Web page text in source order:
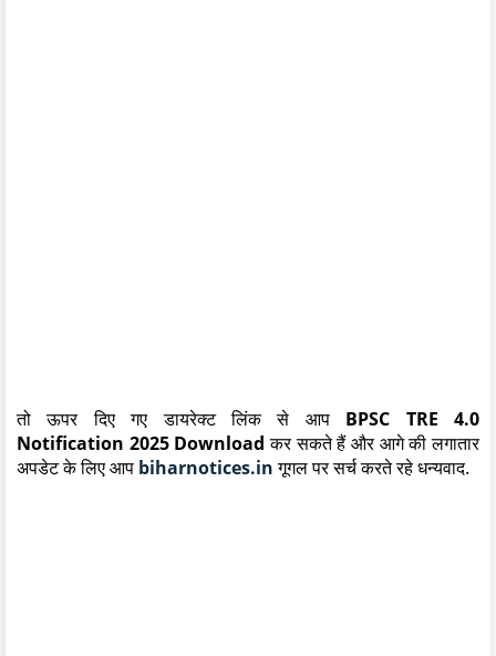
तो ऊपर दिए गए डायरेक्ट लिंक से आप BPSC TRE 4.0
Notification 2025 Download कर सकते हैं और आगे की लगातार
अपडेट के लिए आप biharnotices.inगूगल पर सर्च करते रहे धन्यवाद.